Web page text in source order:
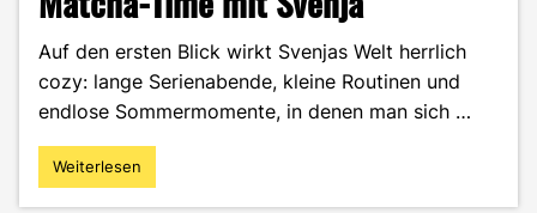
Auf den ersten Blick wirkt Svenjas Welt herrlich
cozy: lange Serienabende, kleine Routinen und
endlose Sommermomente, in denen man sich …
"Matcha-
Time
Weiterlesen